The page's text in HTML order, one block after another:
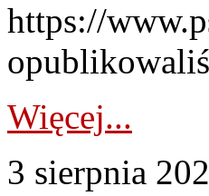
https://
Więcej...
3 sierpnia